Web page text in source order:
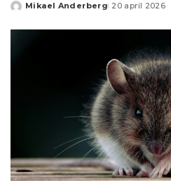
Posted
Mikael Anderberg 20 april 2026